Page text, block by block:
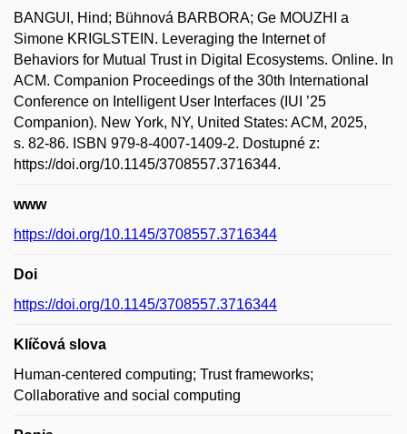
BANGUI, Hind; Bühnová BARBORA; Ge MOUZHI a
Simone KRIGLSTEIN. Leveraging the Internet of
Behaviors for Mutual Trust in Digital Ecosystems. Online. In
ACM. Companion Proceedings of the 30th International
Conference on Intelligent User Interfaces (IUI ’25
Companion). New York, NY, United States: ACM, 2025,
s. 82-86. ISBN 979-8-4007-1409-2. Dostupné z:
https://doi.org/10.1145/3708557.3716344.
www
https://doi.org/10.1145/3708557.3716344
Doi
https://doi.org/10.1145/3708557.3716344
Klíčová slova
Human-centered computing; Trust frameworks;
Collaborative and social computing